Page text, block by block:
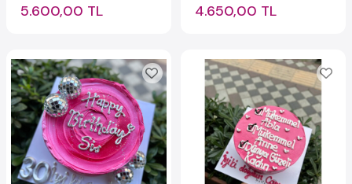
5.600,00 TL 4.650,00 TL